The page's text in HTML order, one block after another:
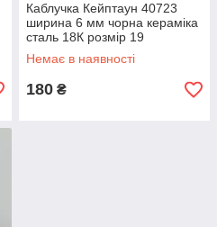
Каблучка Кейптаун 40723
ширина 6 мм чорна кераміка
сталь 18К розмір 19
Немає в наявності
180 ₴